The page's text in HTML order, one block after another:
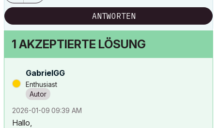
ANTWORTEN
1 AKZEPTIERTE LÖSUNG
GabrielGG
Enthusiast
‎2026-01-09 09:39 AM
Hallo,